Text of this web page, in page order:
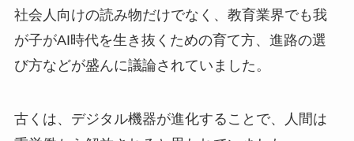
社会人向けの読み物だけでなく、教育業界でも我
が子がAI時代を生き抜くための育て方、進路の選
び方などが盛んに議論されていました。
古くは、デジタル機器が進化することで、人間は